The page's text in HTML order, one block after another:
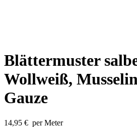
Blättermuster
Wollweiß,
Gauze
14,95 € per Meter